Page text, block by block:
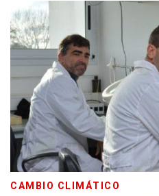
CAMBIO CLIMÁTICO